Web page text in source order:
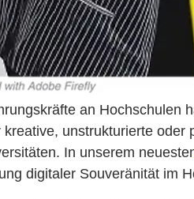
an Hochschulen
unstrukturierte
In unserem
digitaler Souveränität im